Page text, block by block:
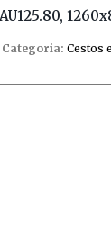
Categoria: Cestos